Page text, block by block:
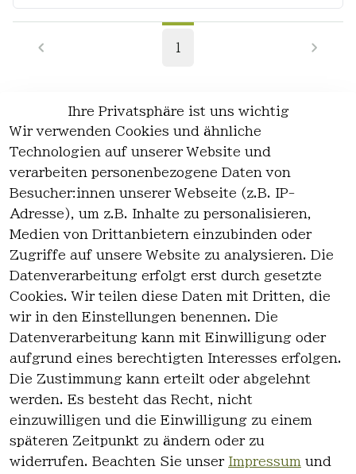
1
EU-Verantwortliche Person - klicken Sie
für Details
Ihre Privatsphäre ist uns wichtig
Wir verwenden Cookies und ähnliche
Technologien auf unserer Website und
verarbeiten personenbezogene Daten von
Besucher:innen unserer Webseite (z.B. IP-
Adresse), um z.B. Inhalte zu personalisieren,
Medien von Drittanbietern einzubinden oder
Zugriffe auf unsere Website zu analysieren. Die
Datenverarbeitung erfolgt erst durch gesetzte
Cookies. Wir teilen diese Daten mit Dritten, die
wir in den Einstellungen benennen. Die
Datenverarbeitung kann mit Einwilligung oder
aufgrund eines berechtigten Interesses erfolgen.
Die Zustimmung kann erteilt oder abgelehnt
werden. Es besteht das Recht, nicht
einzuwilligen und die Einwilligung zu einem
späteren Zeitpunkt zu ändern oder zu
widerrufen. Beachten Sie unser Impressum und
es
AGB
Datenschutz
Widerrufsre
Kontakt
Kontakt
Registrieren